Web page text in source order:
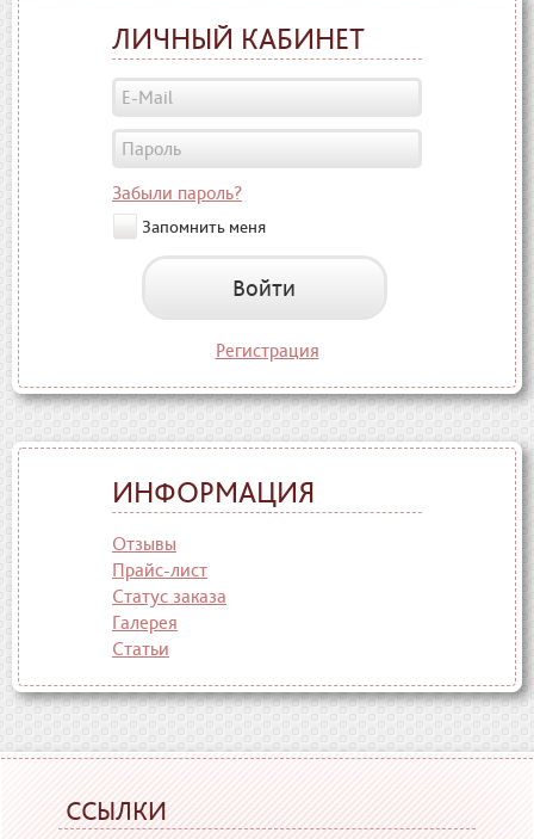
ЛИЧНЫЙ КАБИНЕТ
Забыли пароль?
Запомнить меня
Войти
Регистрация
ИНФОРМАЦИЯ
Отзывы
Прайс-лист
Статус заказа
Галерея
Статьи
ССЫЛКИ